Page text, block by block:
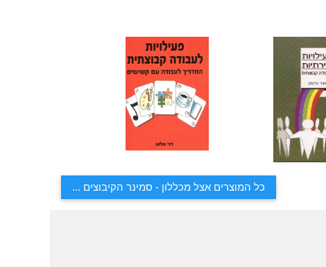
כל המוצרים אצל מכללון - סמינר הקיבוצים ...